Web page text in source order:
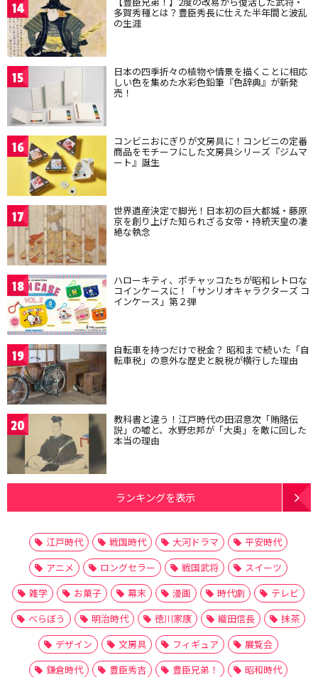
14 多賀秀種とは？豊臣秀長に仕えた半年間と波乱
の生涯
15 日本の四季折々の植物や情景を描くことに相応
しい色を集めた水彩色鉛筆『色辞典』が新発
売！
16 コンビニおにぎりが文房具に！コンビニの定番
商品をモチーフにした文房具シリーズ『ジムマ
ート』誕生
17 世界遺産決定で脚光！日本初の巨大都城・藤原
京を創り上げた知られざる女帝・持統天皇の凄
絶な執念
18 ハローキティ、ポチャッコたちが昭和レトロな
コインケースに！「サンリオキャラクターズ コ
インケース」第２弾
19 自転車を持つだけで税金？ 昭和まで続いた「自
転車税」の意外な歴史と脱税が横行した理由
20 教科書と違う！江戸時代の田沼意次「賄賂伝
説」の嘘と、水野忠邦が「大奥」を敵に回した
本当の理由
ランキングを表示
江戸時代 戦国時代 大河ドラマ
平安時代
アニメ
ロングセラー 戦国武将
スイーツ
雑学
お菓子 幕末 漫画 時代劇
テレビ
べらぼう
明治時代 徳川家康 織田信長
抹茶
デザイン
文房具 フィギュア
展覧会
鎌倉時代
豊臣秀吉 豊臣兄弟！
昭和時代